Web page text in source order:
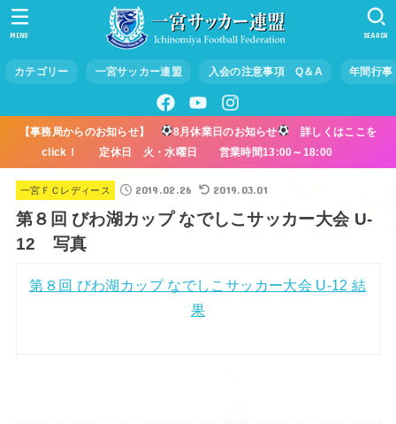
カテゴリー 一宮サッカー連盟 入会の注意事項 Q＆A 年間行事
SEARCH
MENU
【事務局からのお知らせ】 8月休業日のお知らせ
詳しくはここを
click！ 定休日 火・水曜日 営業時間13:00～18:00
一宮ＦＣレディース 2019.02.26 2019.03.01
第８回 びわ湖カップ なでしこサッカー大会 U-
12 写真
第８回 びわ湖カップ なでしこサッカー大会 U-12 結
果